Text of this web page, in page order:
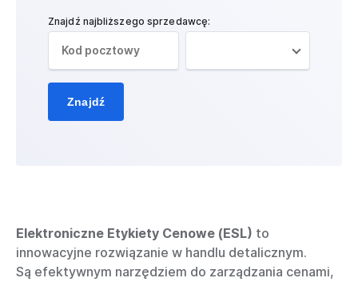
Znajdź najbliższego sprzedawcę:
Znajdź
Elektroniczne Etykiety Cenowe (ESL) to
innowacyjne rozwiązanie w handlu detalicznym.
Są efektywnym narzędziem do zarządzania cenami,